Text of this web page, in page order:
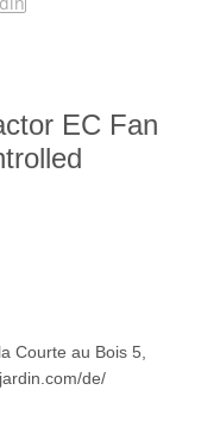
EC Fan
Courte au Bois 5,
de/